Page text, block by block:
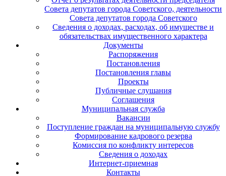
Совета депутатов города Советского, деятельности
Совета депутатов города Советского
Сведения о доходах, расходах, об имуществе и
обязательствах имущественного характера
Документы
Распоряжения
Постановления
Постановления главы
Проекты
Публичные слушания
Соглашения
Муниципальная служба
Вакансии
Поступление граждан на муниципальную службу
Формирование кадрового резерва
Комиссия по конфликту интересов
Сведения о доходах
Интернет-приемная
Контакты